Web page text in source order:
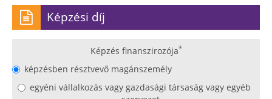
Képzési díj
Képzés finanszirozója*
képzésben résztvevő magánszemély
egyéni vállalkozás vagy gazdasági társaság vagy egyéb